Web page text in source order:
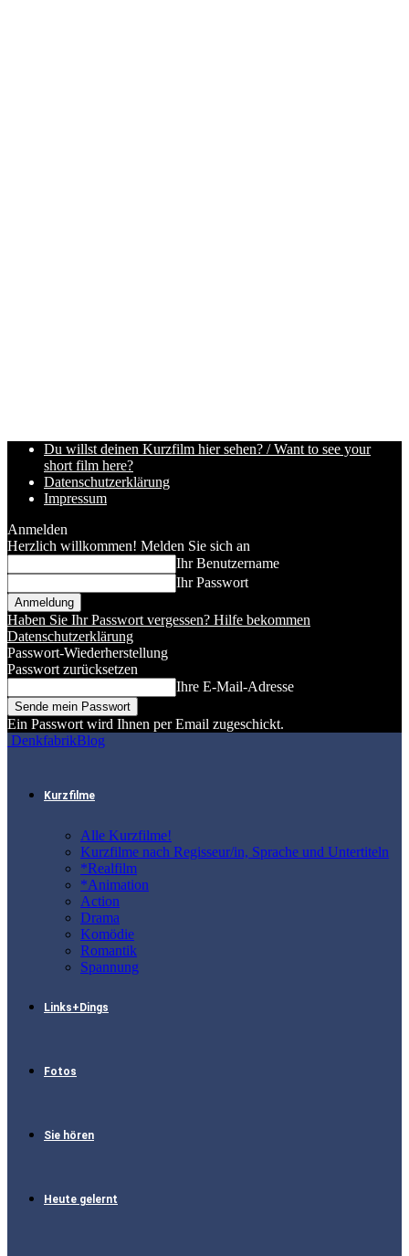
Du willst deinen Kurzfilm hier sehen? / Want to see your
short film here?
Datenschutzerklärung
Impressum
Anmelden
Herzlich willkommen! Melden Sie sich an
Ihr Benutzername
Ihr Passwort
Haben Sie Ihr Passwort vergessen? Hilfe bekommen
Datenschutzerklärung
Passwort-Wiederherstellung
Passwort zurücksetzen
Ihre E-Mail-Adresse
Ein Passwort wird Ihnen per Email zugeschickt.
DenkfabrikBlog
Kurzfilme
Alle Kurzfilme!
Kurzfilme nach Regisseur/in, Sprache und Untertiteln
*Realfilm
*Animation
Action
Drama
Komödie
Romantik
Spannung
Links+Dings
Fotos
Sie hören
Heute gelernt